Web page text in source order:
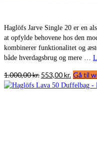
Haglöfs Jarve Single 20 er en
at opfylde behovene hos den
kombinerer funktionalitet og
både hverdagsbrug og mere …
1.000,00kr. Den
oprindelige
553,00kr. Den
aktuelle
Gå til